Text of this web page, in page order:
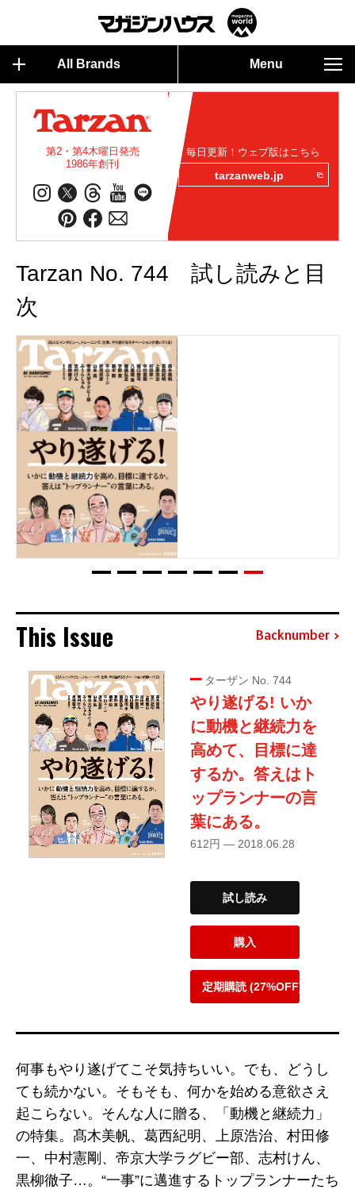
All Brands Menu
第2・第4木曜日発売
1986年創刊
毎日更新！ウェブ版はこちら
tarzanweb.jp
Tarzan No. 744 試し読みと目
次
This Issue Backnumber
ターザン No. 744
やり遂げる! いか
に動機と継続力を
高めて、目標に達
するか。答えはト
ップランナーの言
葉にある。
612円 — 2018.06.28
試し読み
購入
定期購読 (27%OFF)
何事もやり遂げてこそ気持ちいい。でも、どうし
ても続かない。そもそも、何かを始める意欲さえ
起こらない。そんな人に贈る、「動機と継続力」
の特集。髙木美帆、葛西紀明、上原浩治、村田修
一、中村憲剛、帝京大学ラグビー部、志村けん、
黒柳徹子…。“一事”に邁進するトップランナーたち